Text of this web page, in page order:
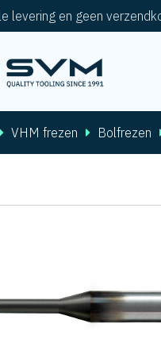
levering en geen
VHM frezen Bolfrezen